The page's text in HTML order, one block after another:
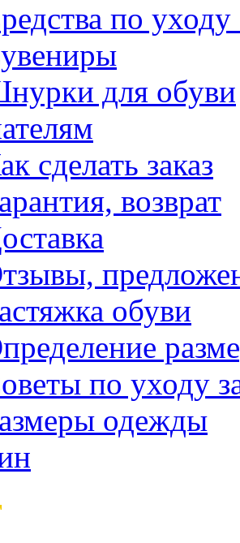
по
для обуви
сделать заказ
возврат
обуви
по уходу
одежды